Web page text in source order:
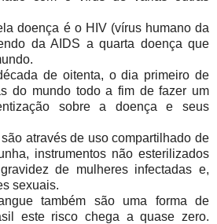
doença é o HIV (vírus humano da
da AIDS a quarta doença que
de oitenta, o dia primeiro de
do mundo todo a fim de fazer um
sobre a doença e seus
através de uso compartilhado de
instrumentos não esterilizados
de mulheres infectadas e,
sexuais.
também são uma forma de
este risco chega a quase zero.